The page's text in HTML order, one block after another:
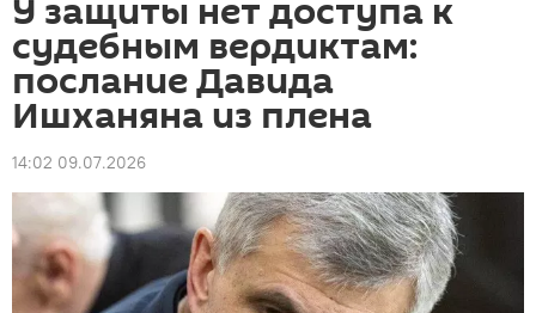
У защиты нет доступа к
судебным вердиктам:
послание Давида
Ишханяна из плена
14:02 09.07.2026